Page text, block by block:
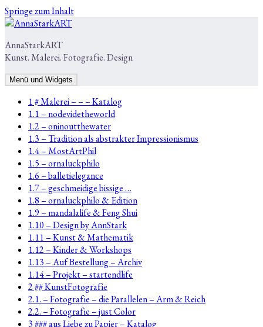
Springe zum Inhalt
AnnaStarkART
Kunst. Malerei. Fotografie. Design
Menü und Widgets
1 # Malerei – – – Katalog
1.1 – nodevidetheworld
1.2 – oninoutthewater
1.3 – Tradition als abstrakter Impressionismus
1.4 – MostArtPhil
1.5 – ornaluckphilo
1.6 – balletielegance
1.7 – geschmeidige bissige …
1.8 – ornaluckphilo & Edition
1.9 – mandalalife & Feng Shui
1.10 – Design by AnnStark
1.11 – Kunst & Mathematik
1.12 – Kinder & Workshops
1.13 – Auf Bestellung – Archiv
1.14 – Projekt – startendlife
2 ## KunstFotografie
2.1. – Fotografie – die Parallelen – Arm & Reich
2.2. – Fotografie – just Color
3 ### aus Liebe zu Papier – Katalog